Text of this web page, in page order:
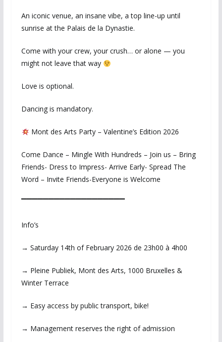
An iconic venue, an insane vibe, a top line-up until
sunrise at the Palais de la Dynastie.
Come with your crew, your crush… or alone — you
might not leave that way
Love is optional.
Dancing is mandatory.
Mont des Arts Party – Valentine’s Edition 2026
Come Dance – Mingle With Hundreds – Join us – Bring
Friends- Dress to Impress- Arrive Early- Spread The
Word – Invite Friends-Everyone is Welcome
▔▔▔▔▔▔▔▔▔▔▔▔▔▔▔▔▔▔▔
Info’s
→ Saturday 14th of February 2026 de 23h00 à 4h00
→ Pleine Publiek, Mont des Arts, 1000 Bruxelles &
Winter Terrace
→ Easy access by public transport, bike!
→ Management reserves the right of admission